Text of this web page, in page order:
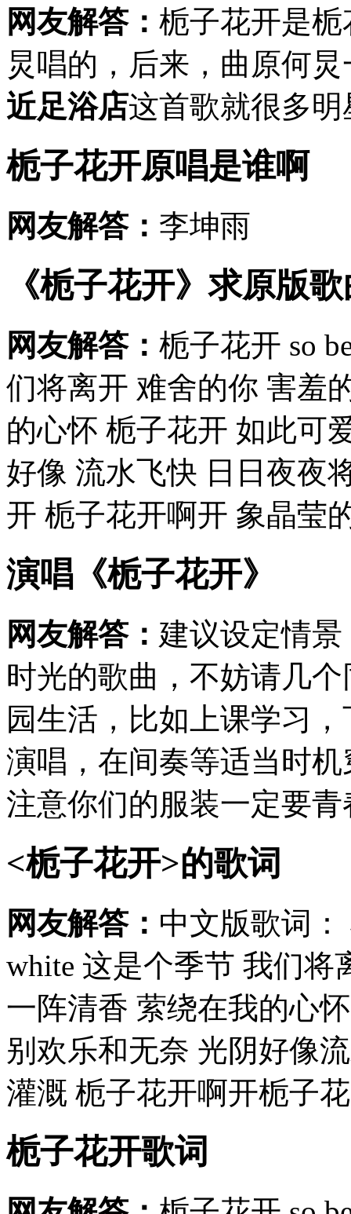
网友解答： 栀子花开是
炅唱的，后来，曲原何
近足浴店这首歌就很多
栀子花开原唱是谁啊
网友解答： 李坤雨
《栀子花开》求原版
网友解答： 栀子花开 so
们将离开 难舍的你 害羞
的心怀 栀子花开 如此可
好像 流水飞快 日日夜夜
开 栀子花开啊开 象晶莹
演唱《栀子花开》
网友解答： 建议设定情
时光的歌曲，不妨请几
园生活，比如上课学习
演唱，在间奏等适当时
注意你们的服装一定要
<栀子花开>的歌词
网友解答： 中文版歌词：
white 这是个季节 我们将
一阵清香 萦绕在我的心
别欢乐和无奈 光阴好像
灌溉 栀子花开啊开栀子
栀子花开歌词